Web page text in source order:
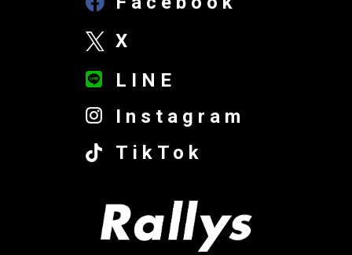
X
LINE
Instagram
TikTok